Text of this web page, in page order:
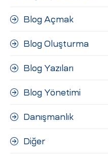
Blog Açmak
Blog Oluşturma
Blog Yazıları
Blog Yönetimi
Danışmanlık
Diğer